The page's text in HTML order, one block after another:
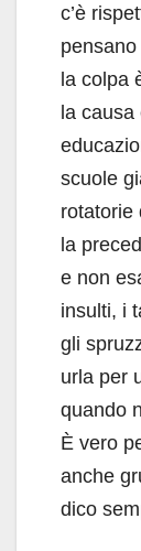
c’è
la colpa
la causa
scuole
rotatorie
la
e non
insulti, i
gli
urla per
quando
È vero
anche
dico